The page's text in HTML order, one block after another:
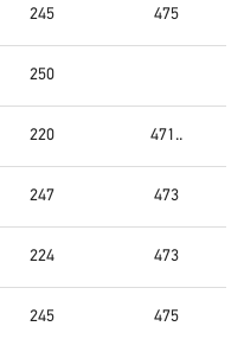
245 475
250
220 471..
247 473
224 473
245 475